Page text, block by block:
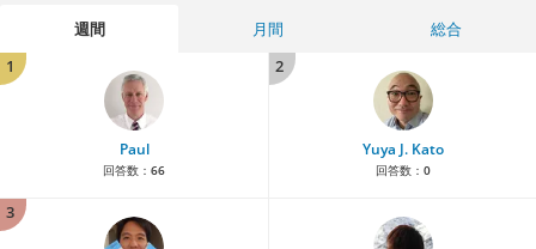
週間 月間
総合
1
Paul
回答数： 66
2
Yuya J. Kato
回答数： 0
3